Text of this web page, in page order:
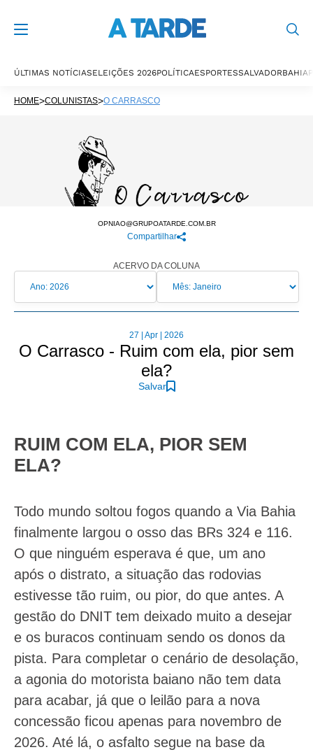
ÚLTIMAS NOTÍCIASELEIÇÕES 2026POLÍTICAESPORTESSALVADORBAHIA
HOME>COLUNISTAS>O CARRASCO
Compartilhar
OPNIAO@GRUPOATARDE.COM.BR
ACERVO DA COLUNA
27 | Apr | 2026
O Carrasco - Ruim com ela, pior sem
ela?
Salvar
RUIM COM ELA, PIOR SEM
ELA?
Todo mundo soltou fogos quando a Via Bahia
finalmente largou o osso das BRs 324 e 116.
O que ninguém esperava é que, um ano
após o distrato, a situação das rodovias
estivesse tão ruim, ou pior, do que antes. A
gestão do DNIT tem deixado muito a desejar
e os buracos continuam sendo os donos da
pista. Para completar o cenário de desolação,
a agonia do motorista baiano não tem data
para acabar, já que o leilão para a nova
concessão ficou apenas para novembro de
2026. Até lá, o asfalto segue na base da